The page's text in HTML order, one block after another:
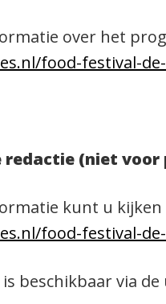
over het
food-festival-
redactie (niet voor
kunt u kijken
food-festival-
beschikbaar via de